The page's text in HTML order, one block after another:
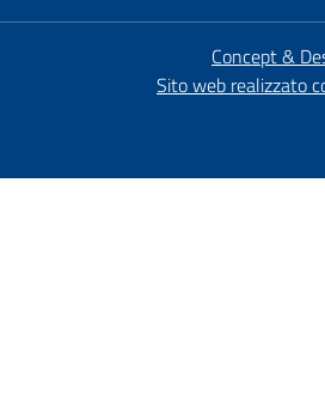
Concept &
Sito web realizzato